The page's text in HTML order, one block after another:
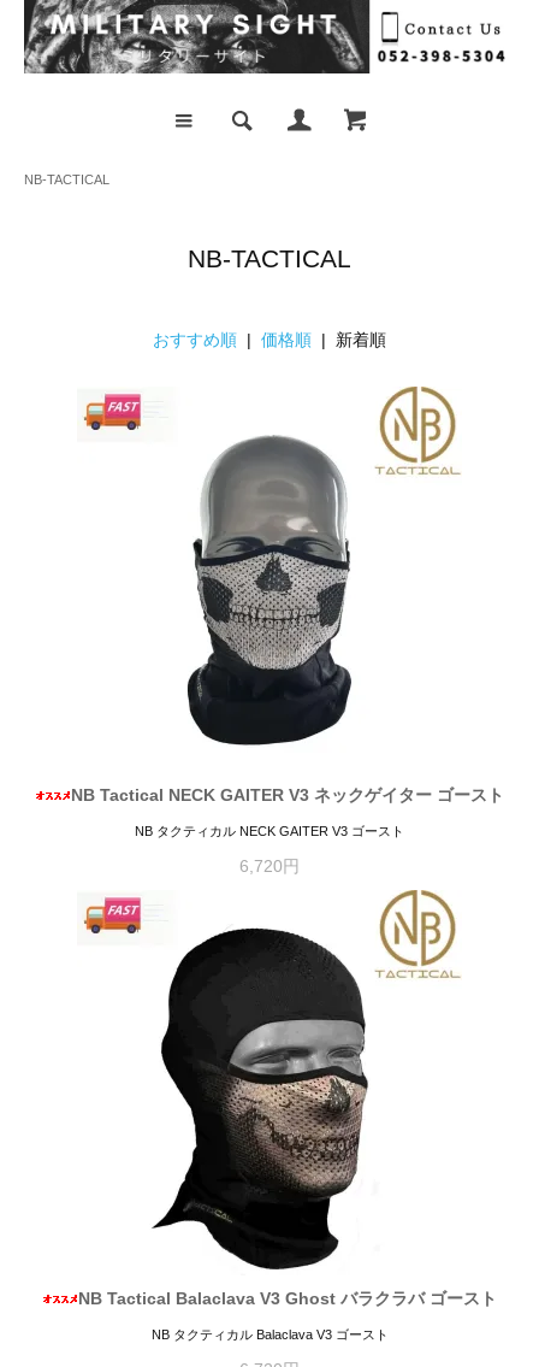
NB-TACTICAL
NB-TACTICAL
おすすめ順 | 価格順 | 新着順
NB Tactical NECK GAITER V3 ネックゲイター ゴースト
NB タクティカル NECK GAITER V3 ゴースト
6,720円
NB Tactical Balaclava V3 Ghost バラクラバ ゴースト
NB タクティカル Balaclava V3 ゴースト